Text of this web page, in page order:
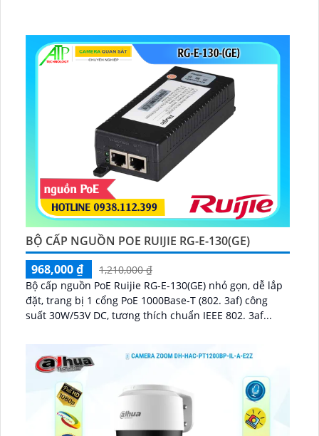
BỘ CẤP NGUỒN POE RUIJIE RG-E-130(GE)
968,000 ₫
1,210,000 ₫
Bộ cấp nguồn PoE Ruijie RG-E-130(GE) nhỏ gọn, dễ lắp
đặt, trang bị 1 cổng PoE 1000Base-T (802. 3af) công
suất 30W/53V DC, tương thích chuẩn IEEE 802. 3af...